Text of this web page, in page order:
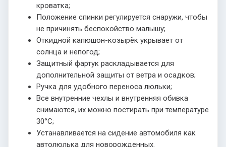
кроватка;
Положение спинки регулируется снаружи, чтобы
не причинять беспокойство малышу;
Откидной капюшон-козырёк укрывает от
солнца и непогод;
Защитный фартук раскладывается для
дополнительной защиты от ветра и осадков;
Ручка для удобного переноса люльки;
Все внутренние чехлы и внутренняя обивка
снимаются, их можно постирать при температуре
30°С;
Устанавливается на сидение автомобиля как
автолюлька для новорожденных.